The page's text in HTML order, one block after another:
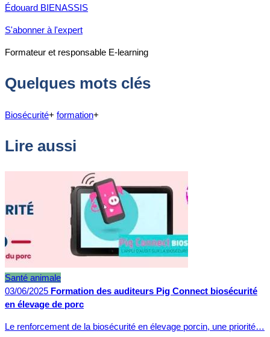
Édouard BIENASSIS
S'abonner à l'expert
Formateur et responsable E-learning
Quelques mots clés
Biosécurité+ formation+
Lire aussi
Santé animale
03/06/2025 Formation des auditeurs Pig Connect biosécurité
en élevage de porc
Le renforcement de la biosécurité en élevage porcin, une priorité…